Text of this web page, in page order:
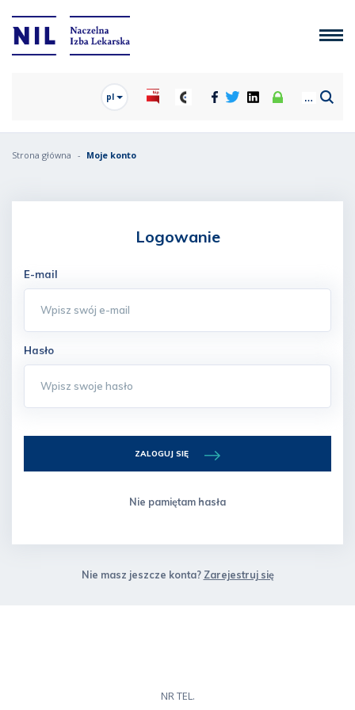
pl
Strona główna Moje konto
Logowanie
E-mail
Hasło
ZALOGUJ SIĘ
Nie pamiętam hasła
Nie masz jeszcze konta? Zarejestruj się
NR TEL.